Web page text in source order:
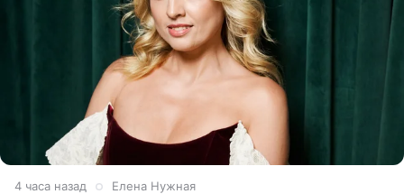
4 часа назад Елена Нужная